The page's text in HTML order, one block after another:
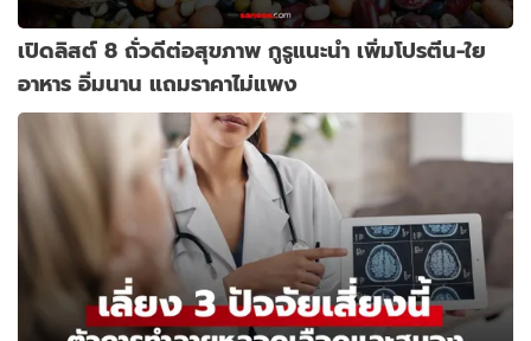
เปิดลิสต์ 8 ถั่วดีต่อสุขภาพ กูรูแนะนำ เพิ่มโปรตีน-ใย
อาหาร อิ่มนาน แถมราคาไม่แพง